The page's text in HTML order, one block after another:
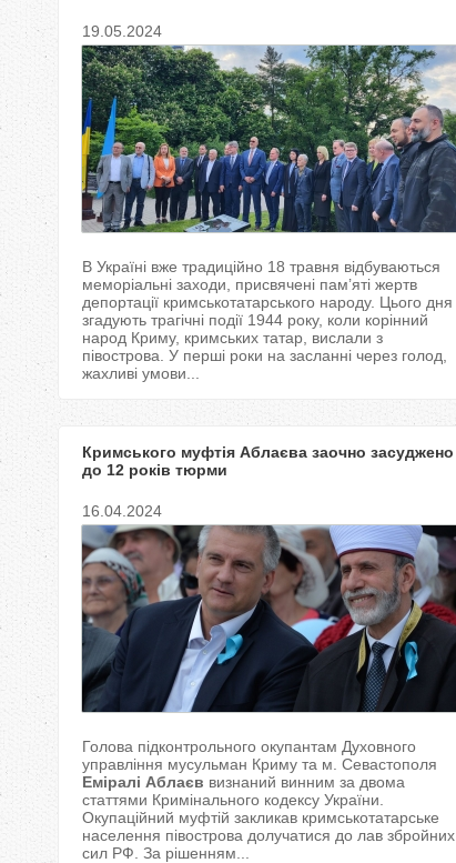
19.05.2024
В Україні вже традиційно 18 травня відбуваються
меморіальні заходи, присвячені пам’яті жертв
депортації кримськотатарського народу. Цього дня
згадують трагічні події 1944 року, коли корінний
народ Криму, кримських татар, вислали з
півострова. У перші роки на засланні через голод,
жахливі умови...
Кримського муфтія Аблаєва заочно засуджено
до 12 років тюрми
16.04.2024
Голова підконтрольного окупантам Духовного
управління мусульман Криму та м. Севастополя
Еміралі Аблаєв визнаний винним за двома
статтями Кримінального кодексу України.
Окупаційний муфтій закликав кримськотатарське
населення півострова долучатися до лав збройних
сил РФ. За рішенням...